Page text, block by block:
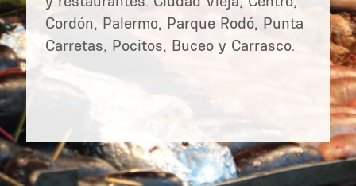
Cordón, Palermo, Parque Rodó, Punta
Carretas, Pocitos, Buceo y Carrasco.